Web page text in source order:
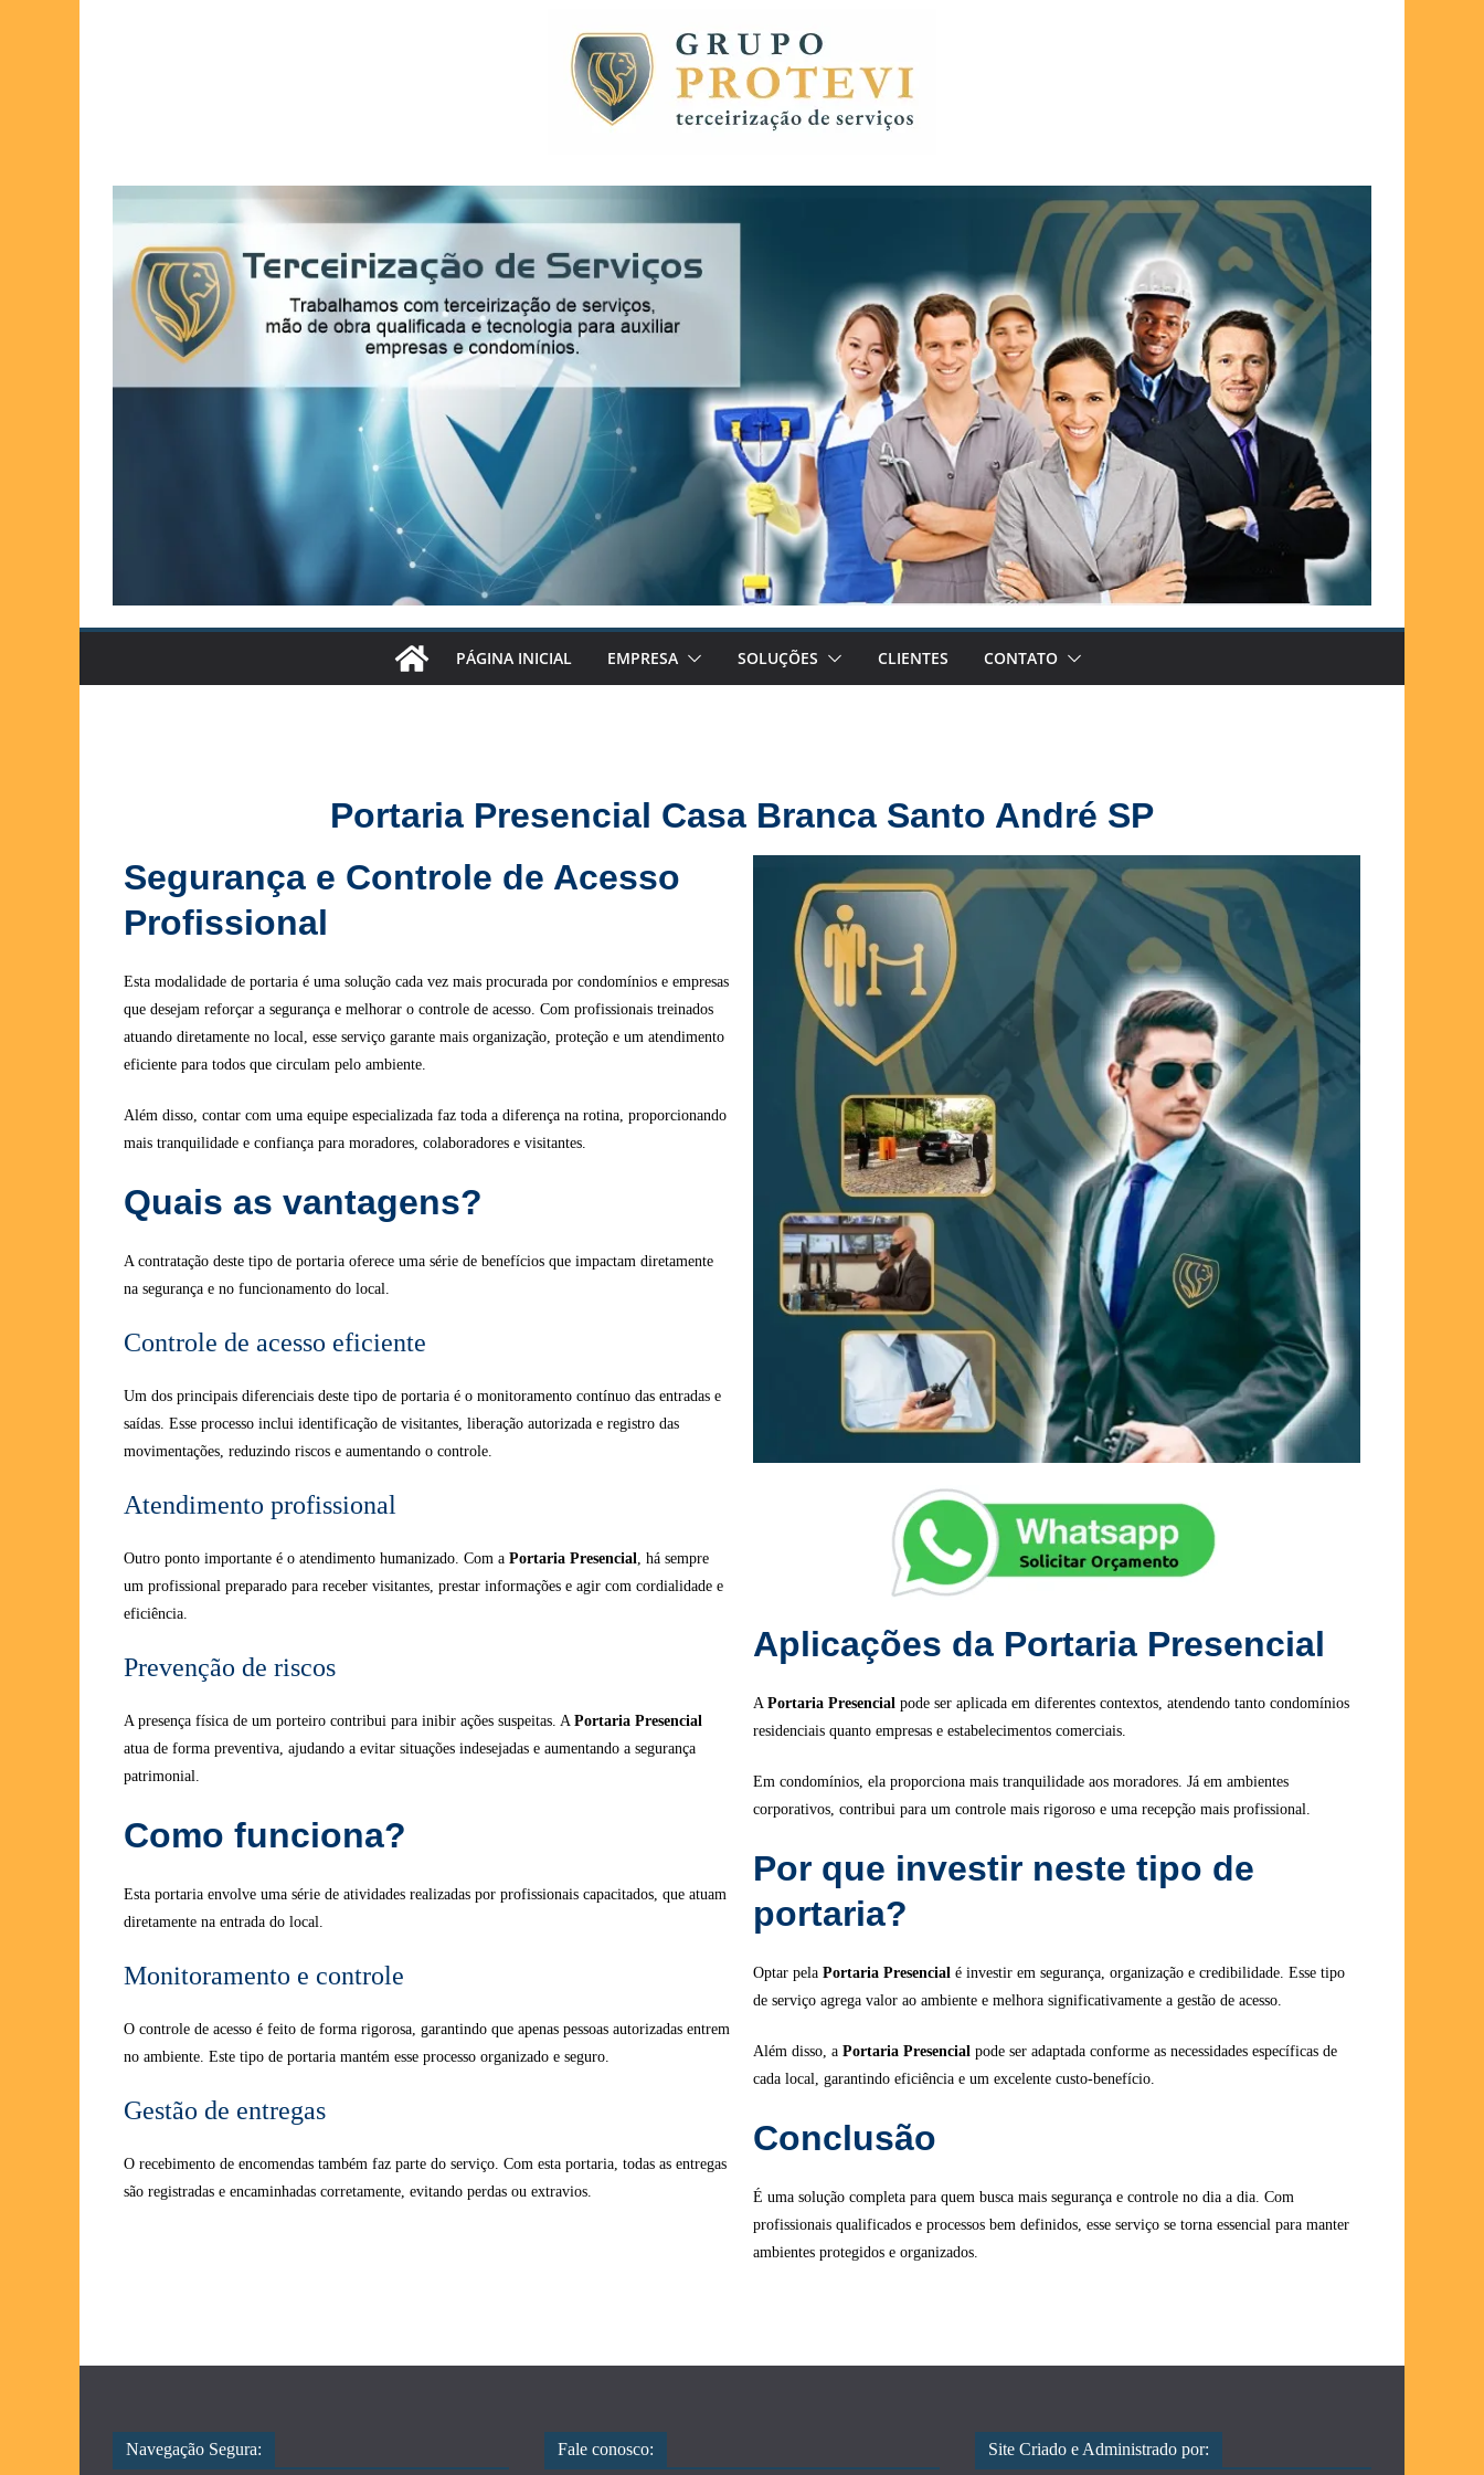
PÁGINA INICIAL EMPRESA SOLUÇÕES CLIENTES CONTATO
Portaria Presencial Casa Branca Santo André SP
Segurança e Controle de Acesso
Profissional
Esta modalidade de portaria é uma solução cada vez mais procurada por condomínios e empresas
que desejam reforçar a segurança e melhorar o controle de acesso. Com profissionais treinados
atuando diretamente no local, esse serviço garante mais organização, proteção e um atendimento
eficiente para todos que circulam pelo ambiente.
Além disso, contar com uma equipe especializada faz toda a diferença na rotina, proporcionando
mais tranquilidade e confiança para moradores, colaboradores e visitantes.
Quais as vantagens?
A contratação deste tipo de portaria oferece uma série de benefícios que impactam diretamente
na segurança e no funcionamento do local.
Controle de acesso eficiente
Um dos principais diferenciais deste tipo de portaria é o monitoramento contínuo das entradas e
saídas. Esse processo inclui identificação de visitantes, liberação autorizada e registro das
movimentações, reduzindo riscos e aumentando o controle.
Atendimento profissional
Outro ponto importante é o atendimento humanizado. Com a Portaria Presencial, há sempre
um profissional preparado para receber visitantes, prestar informações e agir com cordialidade e
eficiência.
Prevenção de riscos
A presença física de um porteiro contribui para inibir ações suspeitas. A Portaria Presencial
atua de forma preventiva, ajudando a evitar situações indesejadas e aumentando a segurança
patrimonial.
Como funciona?
Esta portaria envolve uma série de atividades realizadas por profissionais capacitados, que atuam
diretamente na entrada do local.
Monitoramento e controle
O controle de acesso é feito de forma rigorosa, garantindo que apenas pessoas autorizadas entrem
no ambiente. Este tipo de portaria mantém esse processo organizado e seguro.
Gestão de entregas
O recebimento de encomendas também faz parte do serviço. Com esta portaria, todas as entregas
são registradas e encaminhadas corretamente, evitando perdas ou extravios.
Aplicações da Portaria Presencial
A Portaria Presencial pode ser aplicada em diferentes contextos, atendendo tanto condomínios
residenciais quanto empresas e estabelecimentos comerciais.
Em condomínios, ela proporciona mais tranquilidade aos moradores. Já em ambientes
corporativos, contribui para um controle mais rigoroso e uma recepção mais profissional.
Por que investir neste tipo de
portaria?
Optar pela Portaria Presencial é investir em segurança, organização e credibilidade. Esse tipo
de serviço agrega valor ao ambiente e melhora significativamente a gestão de acesso.
Além disso, a Portaria Presencial pode ser adaptada conforme as necessidades específicas de
cada local, garantindo eficiência e um excelente custo-benefício.
Conclusão
É uma solução completa para quem busca mais segurança e controle no dia a dia. Com
profissionais qualificados e processos bem definidos, esse serviço se torna essencial para manter
ambientes protegidos e organizados.
Navegação Segura: Fale conosco: Site Criado e Administrado por: